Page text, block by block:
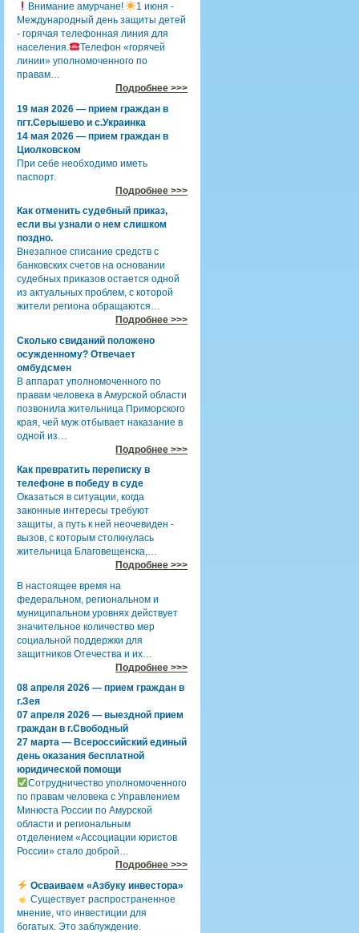
Внимание амурчане!
1 июня -
Международный день защиты детей
- горячая телефонная линия для
населения.
Телефон «горячей
линии» уполномоченного по
правам…
Подробнее >>>
19 мая 2026 — прием граждан в
пгт.Серышево и с.Украинка
14 мая 2026 — прием граждан в
Циолковском
При себе необходимо иметь
паспорт.
Подробнее >>>
Как отменить судебный приказ,
если вы узнали о нем слишком
поздно.
Внезапное списание средств с
банковских счетов на основании
судебных приказов остается одной
из актуальных проблем, с которой
жители региона обращаются…
Подробнее >>>
Сколько свиданий положено
осужденному? Отвечает
омбудсмен
В аппарат уполномоченного по
правам человека в Амурской области
позвонила жительница Приморского
края, чей муж отбывает наказание в
одной из…
Подробнее >>>
Как превратить переписку в
телефоне в победу в суде
Оказаться в ситуации, когда
законные интересы требуют
защиты, а путь к ней неочевиден -
вызов, с которым столкнулась
жительница Благовещенска,…
Подробнее >>>
В настоящее время на
федеральном, региональном и
муниципальном уровнях действует
значительное количество мер
социальной поддержки для
защитников Отечества и их…
Подробнее >>>
08 апреля 2026 — прием граждан в
г.Зея
07 апреля 2026 — выездной прием
граждан в г.Свободный
27 марта — Всероссийский единый
день оказания бесплатной
юридической помощи
Сотрудничество уполномоченного
по правам человека с Управлением
Минюста России по Амурской
области и региональным
отделением «Ассоциации юристов
России» стало доброй…
Подробнее >>>
Осваиваем «Азбуку инвестора»
Существует распространенное
мнение, что инвестиции для
богатых. Это заблуждение.